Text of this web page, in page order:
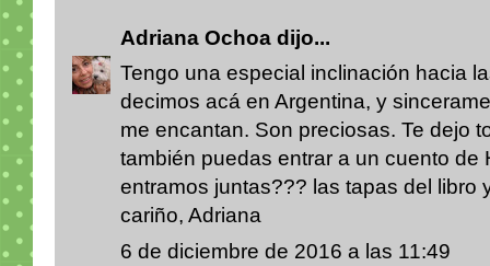
Adriana Ochoa dijo...
Tengo una especial inclinación hacia
decimos acá en Argentina, y
me encantan. Son preciosas. Te dejo
también puedas entrar a un cuento de
entramos juntas??? las tapas del libro
cariño, Adriana
6 de diciembre de 2016 a las 11:49